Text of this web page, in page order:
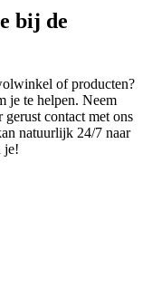
bij de
of producten?
je te helpen. Neem
contact met ons
natuurlijk 24/7 naar
je!